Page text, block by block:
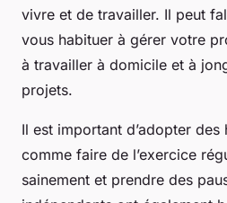
vivre et de travailler. Il peut
vous habituer à gérer votre
à travailler à domicile et à
projets.
Il est important d’adopter des
comme faire de l’exercice
sainement et prendre des